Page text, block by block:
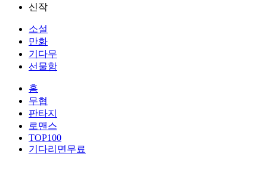
신작
소설
만화
기다무
선물함
홈
무협
판타지
로맨스
TOP100
기다리면무료